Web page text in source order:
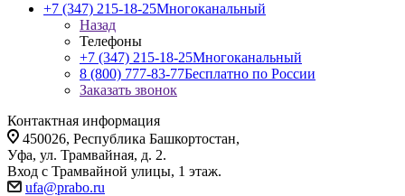
+7 (347) 215-18-25Многоканальный
Назад
Телефоны
+7 (347) 215-18-25Многоканальный
8 (800) 777-83-77Бесплатно по России
Заказать звонок
Контактная информация
450026, Республика Башкортостан,
Уфа, ул. Трамвайная, д. 2.
Вход с Трамвайной улицы, 1 этаж.
ufa@prabo.ru